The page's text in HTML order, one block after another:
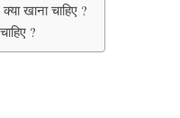
खाना चाहिए ?
?